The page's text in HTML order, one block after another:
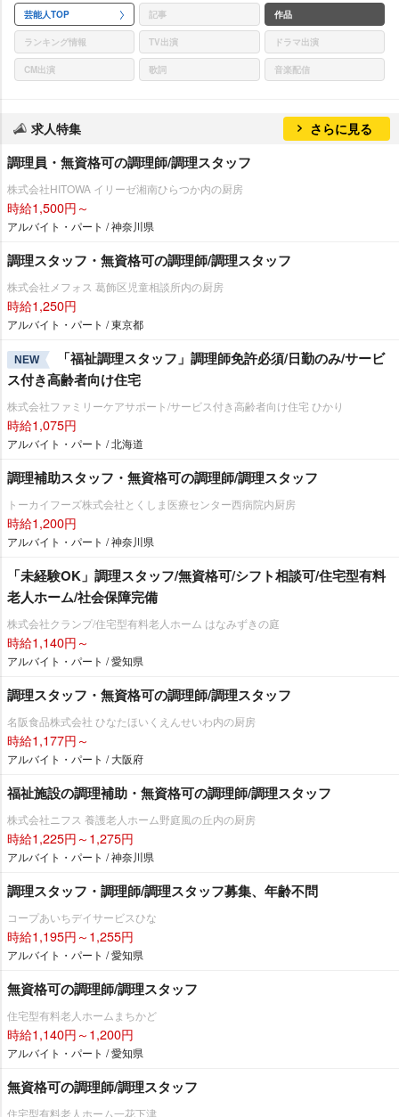
芸能人TOP 記事 作品
ランキング情報 TV出演 ドラマ出演
CM出演 歌詞 音楽配信
求人特集 さらに見る
調理員・無資格可の調理師/調理スタッフ
株式会社HITOWA イリーゼ湘南ひらつか内の厨房
時給1,500円～
アルバイト・パート / 神奈川県
調理スタッフ・無資格可の調理師/調理スタッフ
株式会社メフォス 葛飾区児童相談所内の厨房
時給1,250円
アルバイト・パート / 東京都
NEW
「福祉調理スタッフ」調理師免許必須/日勤のみ/サービ
ス付き高齢者向け住宅
株式会社ファミリーケアサポート/サービス付き高齢者向け住宅 ひかり
時給1,075円
アルバイト・パート / 北海道
調理補助スタッフ・無資格可の調理師/調理スタッフ
トーカイフーズ株式会社とくしま医療センター西病院内厨房
時給1,200円
アルバイト・パート / 神奈川県
「未経験OK」調理スタッフ/無資格可/シフト相談可/住宅型有料
老人ホーム/社会保障完備
株式会社クランプ/住宅型有料老人ホーム はなみずきの庭
時給1,140円～
アルバイト・パート / 愛知県
調理スタッフ・無資格可の調理師/調理スタッフ
名阪食品株式会社 ひなたほいくえんせいわ内の厨房
時給1,177円～
アルバイト・パート / 大阪府
福祉施設の調理補助・無資格可の調理師/調理スタッフ
株式会社ニフス 養護老人ホーム野庭風の丘内の厨房
時給1,225円～1,275円
アルバイト・パート / 神奈川県
調理スタッフ・調理師/調理スタッフ募集、年齢不問
コープあいちデイサービスひな
時給1,195円～1,255円
アルバイト・パート / 愛知県
無資格可の調理師/調理スタッフ
住宅型有料老人ホームまちかど
時給1,140円～1,200円
アルバイト・パート / 愛知県
無資格可の調理師/調理スタッフ
住宅型有料老人ホーム一花下津